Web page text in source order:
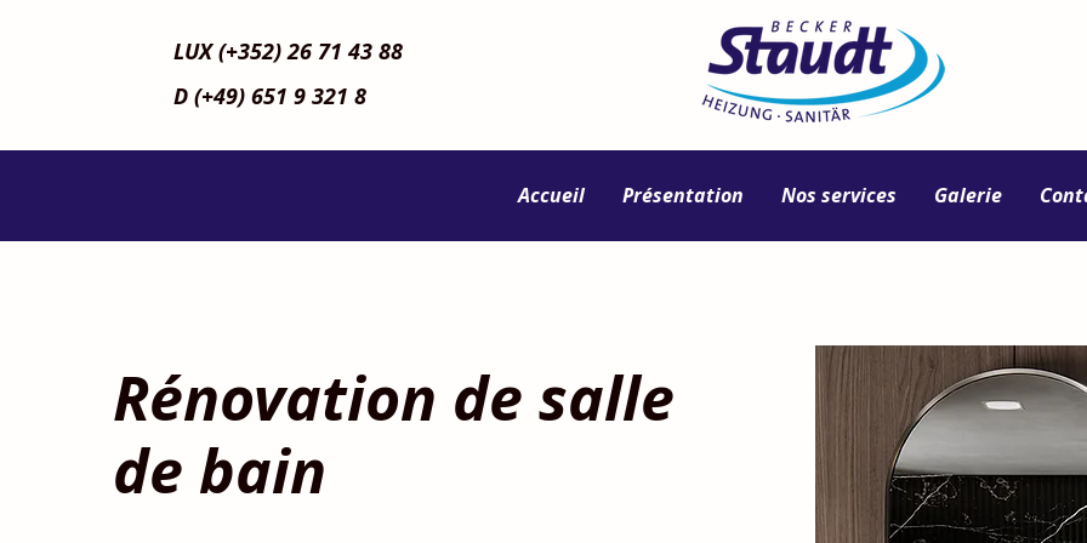
LUX (+352) 26 71 43 88
D (+49) 651 9 321 8
Accueil Présentation Nos services Galerie
Rénovation de salle
de bain